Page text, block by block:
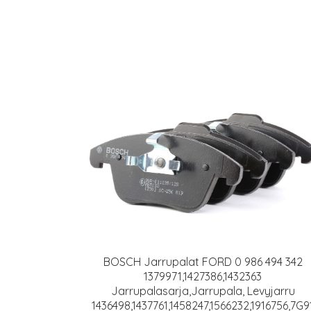
BOSCH Jarrupalat FORD 0 986 494 342
1379971,1427386,1432363
Jarrupalasarja,Jarrupala, Levyjarru